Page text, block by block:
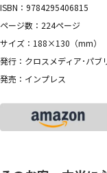
ISBN：9784295406815
ページ数：224ページ
サイズ：188×130（mm）
発行：クロスメディア･パブ
発売：インプレス